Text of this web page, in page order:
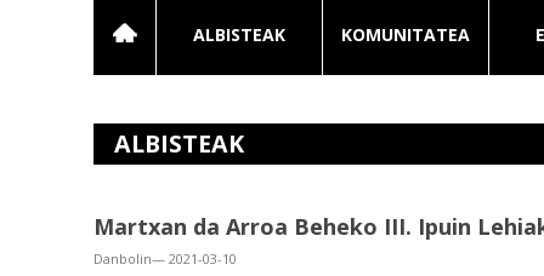
ALBISTEAK KOMUNITATEA
ALBISTEAK
Martxan da Arroa Beheko III. Ipuin
Danbolin— 2021-03-10